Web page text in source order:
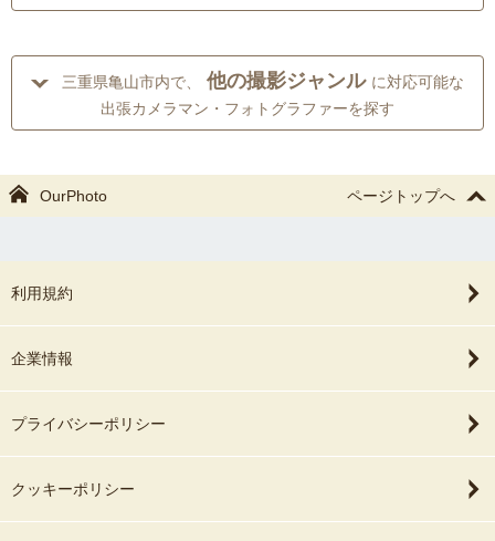
三重県亀山市内で、 他の撮影ジャンル に対応可能な
出張カメラマン・フォトグラファーを探す
OurPhoto ページトップへ
利用規約
企業情報
プライバシーポリシー
クッキーポリシー